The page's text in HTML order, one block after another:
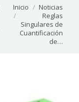
Estás aquí:
Inicio
Noticias
Reglas
Singulares de
Cuantificación
de…